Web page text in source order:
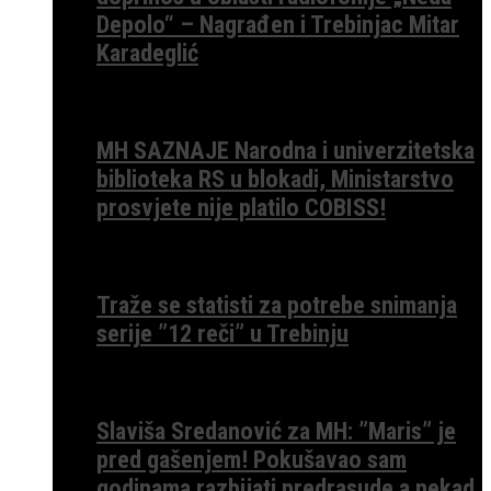
Depolo“ – Nagrađen i Trebinjac Mitar
Karadeglić
MH SAZNAJE Narodna i univerzitetska
biblioteka RS u blokadi, Ministarstvo
prosvjete nije platilo COBISS!
Traže se statisti za potrebe snimanja
serije ”12 reči” u Trebinju
Slaviša Sredanović za MH: ”Maris” je
pred gašenjem! Pokušavao sam